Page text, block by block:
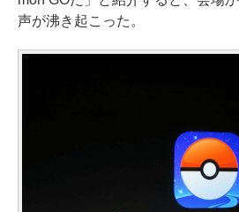
声が沸き起こった。